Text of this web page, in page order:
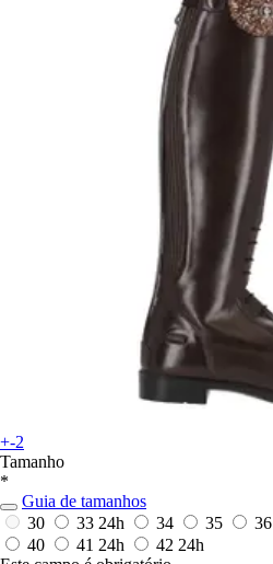
+-2
Tamanho
*
Guia de tamanhos
30
33 24h 34 35 36
40
41 24h 42 24h